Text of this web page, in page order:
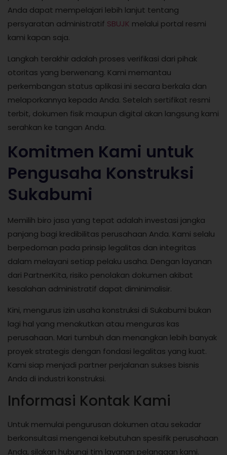
Anda dapat mempelajari lebih lanjut tentang
persyaratan administratif SBUJK melalui portal resmi
kami kapan saja.
Langkah terakhir adalah proses verifikasi dari pihak
otoritas yang berwenang. Kami memantau
perkembangan status aplikasi ini secara berkala dan
melaporkannya kepada Anda. Setelah sertifikat resmi
terbit, dokumen fisik maupun digital akan langsung kami
serahkan ke tangan Anda.
Komitmen Kami untuk
Pengusaha Konstruksi
Sukabumi
Memilih biro jasa yang tepat adalah investasi jangka
panjang bagi kredibilitas perusahaan Anda. Kami selalu
berpedoman pada prinsip legalitas dan integritas
dalam melayani setiap pelaku usaha. Dengan layanan
dari PartnerKita, risiko penolakan dokumen akibat
kesalahan administratif dapat diminimalisir.
Kini, mengurus izin usaha konstruksi di Sukabumi bukan
lagi hal yang menakutkan atau menguras kas
perusahaan. Mari tumbuh dan menangkan lebih banyak
proyek strategis dengan fondasi legalitas yang kuat.
Kami siap menjadi partner perjalanan sukses bisnis
Anda di industri konstruksi.
Informasi Kontak Kami
Untuk memulai pengurusan dokumen atau sekadar
berkonsultasi mengenai kebutuhan spesifik perusahaan
Anda, silakan hubungi tim layanan pelanggan kami.